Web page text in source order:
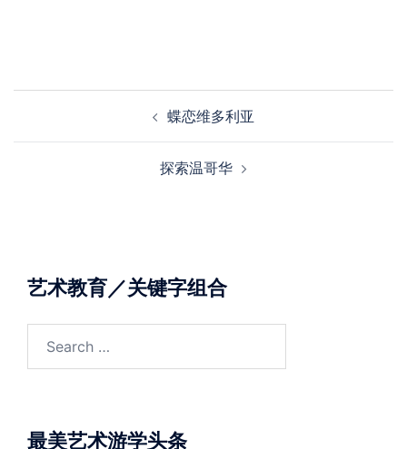
蝶恋维多利亚
探索温哥华
艺术教育／关键字组合
最美艺术游学头条